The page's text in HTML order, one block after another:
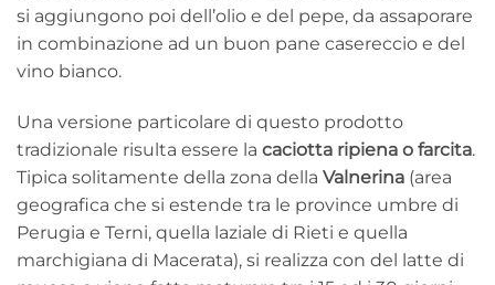
si aggiungono poi dell’olio e del pepe, da assaporare
in combinazione ad un buon pane casereccio e del
vino bianco.
Una versione particolare di questo prodotto
tradizionale risulta essere la caciotta ripiena o farcita.
Tipica solitamente della zona della Valnerina (area
geografica che si estende tra le province umbre di
Perugia e Terni, quella laziale di Rieti e quella
marchigiana di Macerata), si realizza con del latte di